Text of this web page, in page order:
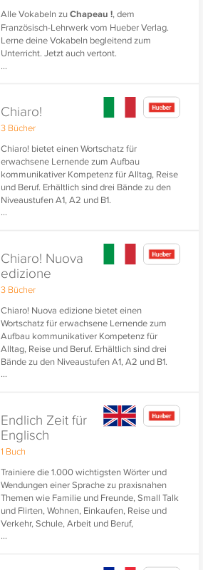
Alle Vokabeln zuChapeau !, dem
Französisch-Lehrwerk vom Hueber Verlag.
Lerne deine Vokabeln begleitend zum
Unterricht. Jetzt auch vertont.
...
Chiaro!
3 Bücher
Chiaro! bietet einen Wortschatz für
erwachsene Lernende zum Aufbau
kommunikativer Kompetenz für Alltag, Reise
und Beruf. Erhältlich sind drei Bände zu den
Niveaustufen A1, A2 und B1.
...
Chiaro! Nuova
edizione
3 Bücher
Chiaro! Nuova edizione bietet einen
Wortschatz für erwachsene Lernende zum
Aufbau kommunikativer Kompetenz für
Alltag, Reise und Beruf. Erhältlich sind drei
Bände zu den Niveaustufen A1, A2 und B1.
...
Endlich Zeit für
Englisch
1 Buch
Trainiere die 1.000 wichtigsten Wörter und
Wendungen einer Sprache zu praxisnahen
Themen wie Familie und Freunde, Small Talk
und Flirten, Wohnen, Einkaufen, Reise und
Verkehr, Schule, Arbeit und Beruf,
Kommunikation, Gesundheit, Freizeit und
...